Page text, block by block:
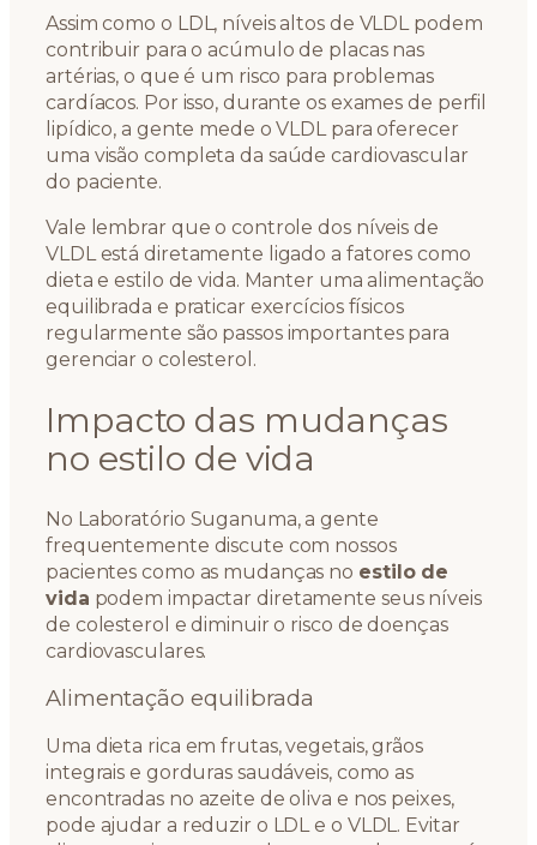
Assim como o LDL, níveis altos de VLDL podem
contribuir para o acúmulo de placas nas
artérias, o que é um risco para problemas
cardíacos. Por isso, durante os exames de perfil
lipídico, a gente mede o VLDL para oferecer
uma visão completa da saúde cardiovascular
do paciente.
Vale lembrar que o controle dos níveis de
VLDL está diretamente ligado a fatores como
dieta e estilo de vida. Manter uma alimentação
equilibrada e praticar exercícios físicos
regularmente são passos importantes para
gerenciar o colesterol.
Impacto das mudanças
no estilo de vida
No Laboratório Suganuma, a gente
frequentemente discute com nossos
pacientes como as mudanças no estilo de
vida podem impactar diretamente seus níveis
de colesterol e diminuir o risco de doenças
cardiovasculares.
Alimentação equilibrada
Uma dieta rica em frutas, vegetais, grãos
integrais e gorduras saudáveis, como as
encontradas no azeite de oliva e nos peixes,
pode ajudar a reduzir o LDL e o VLDL. Evitar